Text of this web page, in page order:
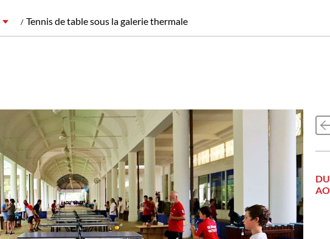
Tennis de table sous la galerie thermale